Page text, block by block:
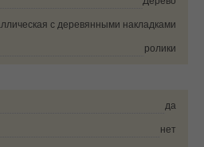
с деревянными накладками
ролики
да
нет